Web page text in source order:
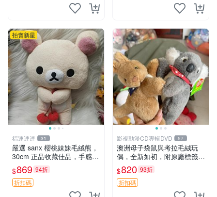
拍賣新星
福運連連 31
嚴選 sanx 櫻桃妹妹毛絨熊，
30cm 正品收藏佳品，手感極
軟，適合贈送與收藏 櫻桃妹
妹、sanx、毛絨熊
$869 94折
折扣碼
影視動漫CD專輯DVD 57
澳洲母子袋鼠與考拉毛絨玩
偶，全新如初，附原廠標籤，
手感極軟，適合贈送親朋好
友。袋鼠與考拉正版，精緻尺
寸，適合作為收藏或家飾擺
設，增添暖意。 母子、袋
$820 93折
折扣碼